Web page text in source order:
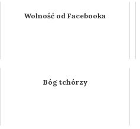
Wolność od Facebooka
Bóg tchórzy